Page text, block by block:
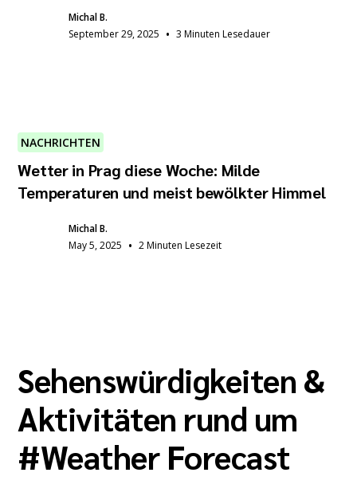
Michal B.
September 29, 2025 • 3 Minuten Lesedauer
NACHRICHTEN
Wetter in Prag diese Woche: Milde
Temperaturen und meist bewölkter Himmel
Michal B.
May 5, 2025 • 2 Minuten Lesezeit
Sehenswürdigkeiten &
Aktivitäten rund um
#Weather Forecast